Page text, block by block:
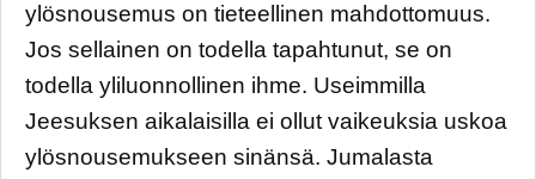
ylösnousemus on tieteellinen mahdottomuus.
Jos sellainen on todella tapahtunut, se on
todella yliluonnollinen ihme. Useimmilla
Jeesuksen aikalaisilla ei ollut vaikeuksia uskoa
ylösnousemukseen sinänsä. Jumalasta